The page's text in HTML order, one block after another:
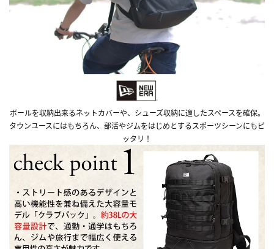
ボールを収納出来るネットカバーや、シューズ収納に適したスペースを確保。
タウンユースにはもちろん、部活やジムをはじめとするスポーツシーンにもピ
ッタリ！